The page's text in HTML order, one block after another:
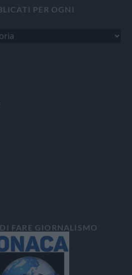
PER OGNI
FARE GIORNALISMO